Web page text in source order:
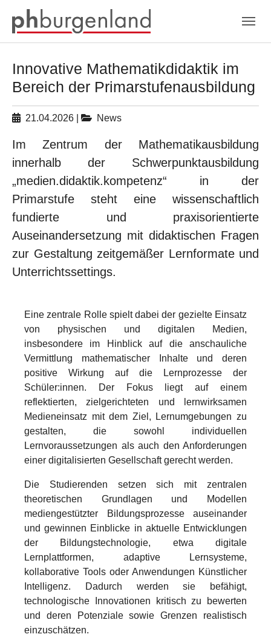
Innovative Mathematikdidaktik im
Bereich der Primarstufenausbildung
21.04.2026 News
Im Zentrum der Mathematikausbildung
innerhalb der Schwerpunktausbildung
„medien.didaktik.kompetenz“ in der
Primarstufe steht eine wissenschaftlich
fundierte und praxisorientierte
Auseinandersetzung mit didaktischen Fragen
zur Gestaltung zeitgemäßer Lernformate und
Unterrichtssettings.
Eine zentrale Rolle spielt dabei der gezielte Einsatz
von physischen und digitalen Medien,
insbesondere im Hinblick auf die anschauliche
Vermittlung mathematischer Inhalte und deren
positive Wirkung auf die Lernprozesse der
Schüler:innen. Der Fokus liegt auf einem
reflektierten, zielgerichteten und lernwirksamen
Medieneinsatz mit dem Ziel, Lernumgebungen zu
gestalten, die sowohl individuellen
Lernvoraussetzungen als auch den Anforderungen
einer digitalisierten Gesellschaft gerecht werden.
Die Studierenden setzen sich mit zentralen
theoretischen Grundlagen und Modellen
mediengestützter Bildungsprozesse auseinander
und gewinnen Einblicke in aktuelle Entwicklungen
der Bildungstechnologie, etwa digitale
Lernplattformen, adaptive Lernsysteme,
kollaborative Tools oder Anwendungen Künstlicher
Intelligenz. Dadurch werden sie befähigt,
technologische Innovationen kritisch zu bewerten
und deren Potenziale sowie Grenzen realistisch
einzuschätzen.